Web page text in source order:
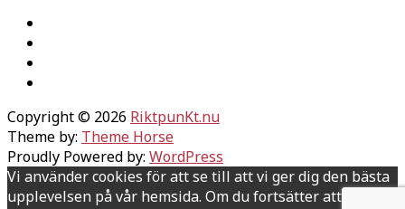
Copyright © 2026 RiktpunKt.nu
Theme by: Theme Horse
Proudly Powered by: WordPress
Vi använder cookies för att se till att vi ger dig den bästa
upplevelsen på vår hemsida. Om du fortsätter att